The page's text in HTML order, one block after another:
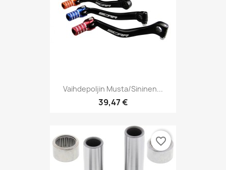
Vaihdepoljin Musta/sininen...
39,47 €
favorite_border